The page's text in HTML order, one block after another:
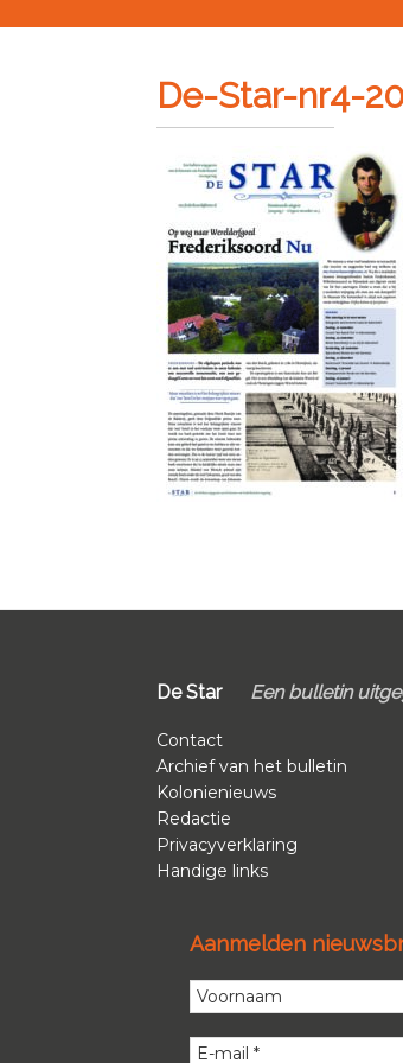
De-Star-nr4-
De Star Een bulletin
Contact
Archief van het bulletin
Kolonienieuws
Redactie
Privacyverklaring
Handige links
Aanmelden